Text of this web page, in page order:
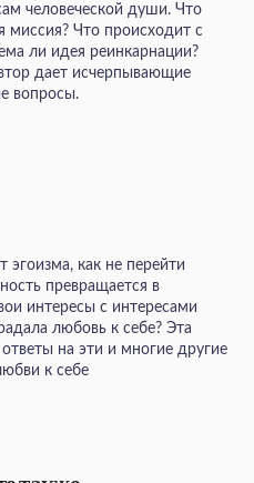
человеческой души. Что
миссия? Что происходит с
ли идея реинкарнации?
дает исчерпывающие
вопросы.
эгоизма, как не перейти
превращается в
интересы с интересами
любовь к себе? Эта
на эти и многие другие
к себе